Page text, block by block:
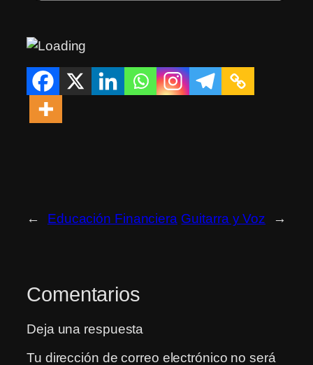
← Educación Financiera Guitarra y Voz →
Comentarios
Deja una respuesta
Tu dirección de correo electrónico no será